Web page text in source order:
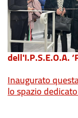
dell'I.P.S.E.O.A.
Inaugurato
lo spazio